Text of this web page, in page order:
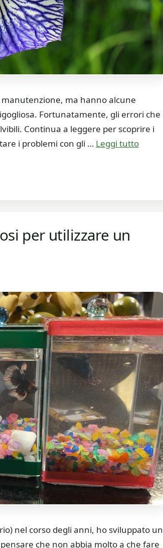
ma hanno alcune
Fortunatamente, gli errori che
Continua a leggere per scoprire i
i problemi con gli … Leggi tutto
per utilizzare un
nel corso degli anni, ho sviluppato un
che non abbia molto a che fare